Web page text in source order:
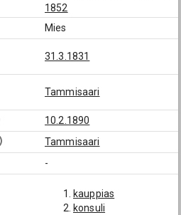
1852
Mies
31.3.1831
Tammisaari
10.2.1890
Tammisaari
-
kauppias
konsuli